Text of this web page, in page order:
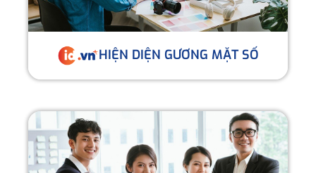
HIỆN DIỆN GƯƠNG MẶT SỐ